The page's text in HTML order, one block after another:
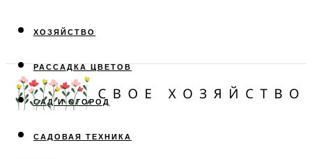
ХОЗЯЙСТВО
РАССАДКА ЦВЕТОВ
САД И ОГОРОД
САДОВАЯ ТЕХНИКА